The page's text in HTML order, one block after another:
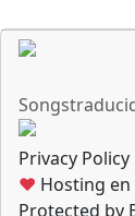
Privacy Policy
♥ Hosting en
Protected by